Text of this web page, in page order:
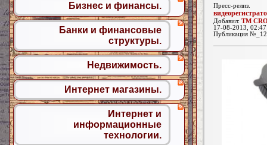
Пресс-релиз.
Добавил: TM
17-08-2013,
Публикация
Бизнес и финансы.
Банки и финансовые
структуры.
Недвижимость.
Интернет магазины.
Интернет и
информационные
технологии.